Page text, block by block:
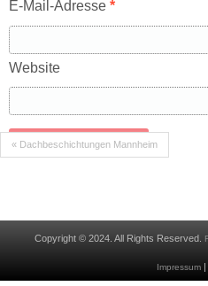
E-Mail-Adresse *
Website
« Dachbeschichtungen Mannheim
Copyright © 2024. All Rights Reserved.
Impressum|